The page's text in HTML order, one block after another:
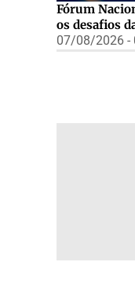
Fórum
os desafios
07/08/2026 -